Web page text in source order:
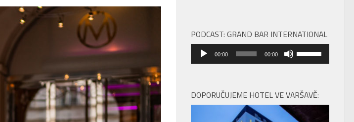
PODCAST: GRAND BAR INTERNATIONAL
Audio
přehrávač
00:00 00:00
Použitím
šipek
zvýšíte
nebo
snížíte
DOPORUČUJEME HOTEL VE VARŠAVĚ: